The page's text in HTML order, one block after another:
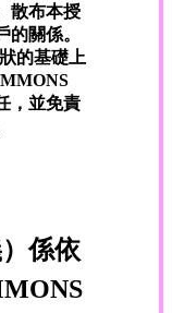
散布本授
關係。
的基礎上
，並免責
係依